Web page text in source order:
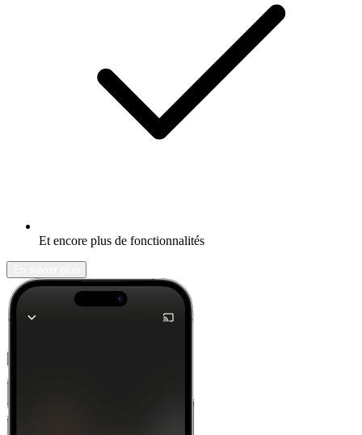
Et encore plus de fonctionnalités